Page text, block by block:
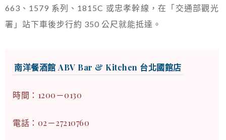
663、1579 系列、1815C 或忠孝幹線，在「交通部觀光
署」站下車後步行約 350 公尺就能抵達。
南洋餐酒館 ABV Bar & Kitchen 台北國館店
時間：1200－0130
電話：02－27210760